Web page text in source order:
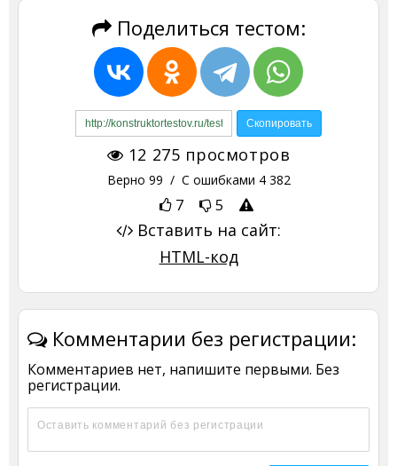
Поделиться тестом:
12 275 просмотров
Верно 99 / С ошибками 4 382
7 5
Вставить на сайт:
HTML-код
Комментарии без регистрации:
Комментариев нет, напишите первыми. Без
регистрации.